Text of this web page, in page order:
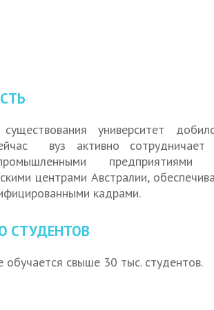
университет
вуз активно сотрудничает
предприятиями
центрами Австралии,
кадрами.
СТУДЕНТОВ
обучается свыше 30 тыс. студентов.